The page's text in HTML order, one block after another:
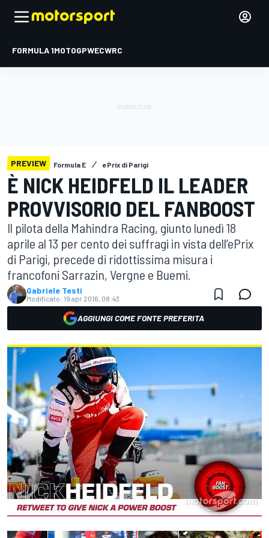
FORMULA 1MOTOGPWECWRC
PREVIEW Formula E ePrix di Parigi
È NICK HEIDFELD IL LEADER
PROVVISORIO DEL FANBOOST
Il pilota della Mahindra Racing, giunto lunedì 18
aprile al 13 per cento dei suffragi in vista dell’ePrix
di Parigi, precede di ridottissima misura i
francofoni Sarrazin, Vergne e Buemi.
Gabriele Testi
Modificato: 19 apr 2016, 08:43
AGGIUNGI COME FONTE PREFERITA